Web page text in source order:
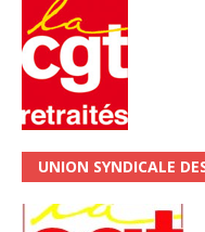
UNION SYNDICALE